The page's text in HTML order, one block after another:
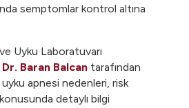
semptomlar kontrol altına
Uyku Laboratuvarı
Dr. Baran Balcan tarafından
uyku apnesi nedenleri, risk
detaylı bilgi